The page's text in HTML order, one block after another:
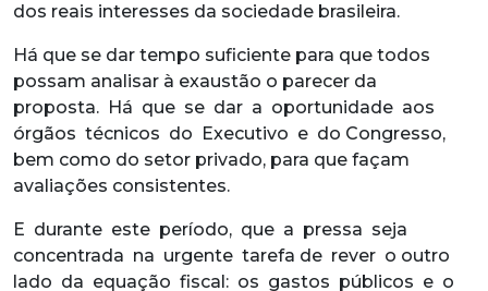
dos reais interesses da sociedade brasileira.
Há que se dar tempo suficiente para que todos
possam analisar à exaustão o parecer da
proposta. Há que se dar a oportunidade aos
órgãos técnicos do Executivo e do Congresso,
bem como do setor privado, para que façam
avaliações consistentes.
E durante este período, que a pressa seja
concentrada na urgente tarefa de rever o outro
lado da equação fiscal: os gastos públicos e o